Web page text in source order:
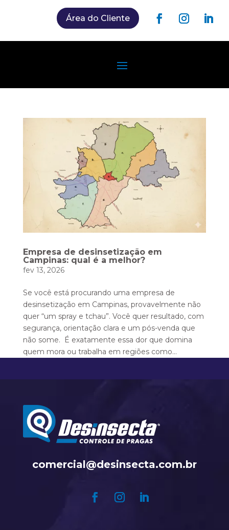
Área do Cliente
Empresa de desinsetização em
Campinas: qual é a melhor?
fev 13, 2026
Se você está procurando uma empresa de
desinsetização em Campinas, provavelmente não
quer “um spray e tchau”. Você quer resultado, com
segurança, orientação clara e um pós-venda que
não some. É exatamente essa dor que domina
quem mora ou trabalha em regiões como...
comercial@desinsecta.com.br